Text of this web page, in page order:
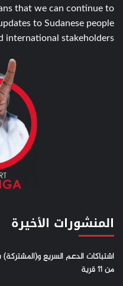
that we can continue to
to Sudanese people
international stakeholders.
المنشورات الأخيرة
اشتباكات الدعم السريع و(المشتركة)
من 11 قرية